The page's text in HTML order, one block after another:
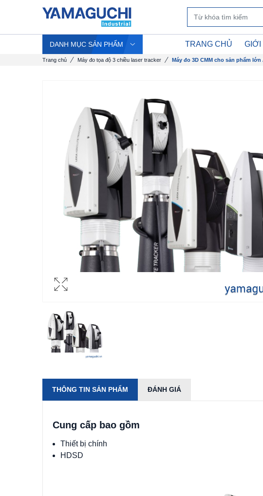
DANH MỤC SẢN PHẨM TRANG CHỦ GIỚI
Trang chủ Máy đo tọa độ 3 chiều laser tracker Máy đo 3D CMM cho sản phẩm lớn
THÔNG TIN SẢN PHẨM ĐÁNH GIÁ
Cung cấp bao gồm
Thiết bị chính
HDSD